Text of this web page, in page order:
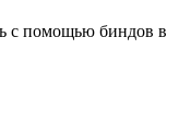
с помощью биндов в